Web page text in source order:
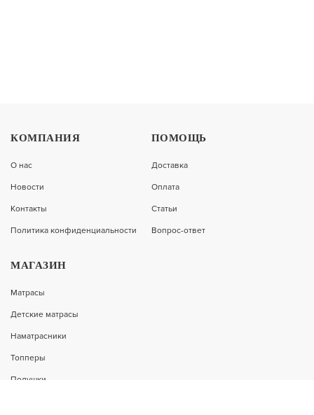
10 320
КОМПАНИЯ
О нас
Новости
Контакты
Политика конфиденциальности
ПОМОЩЬ
Доставка
Оплата
Статьи
Вопрос-ответ
МАГАЗИН
Матрасы
Детские матрасы
Наматрасники
Топперы
Подушки